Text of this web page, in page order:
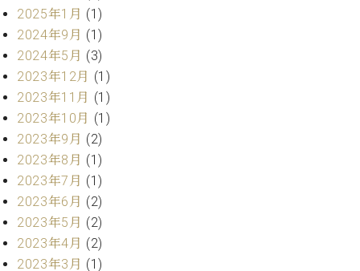
ッ
プ
ラ
イ
ト
ピ
ア
ノ
C.
ベ
ヒ
シ
ュ
教
室
ピ
ア
コ
ン
シ
ェ
ル
ュ
ア
ク
2025年1月 (1)
2024年9月 (1)
2024年5月 (3)
2023年12月 (1)
2023年11月 (1)
2023年10月 (1)
2023年9月 (2)
2023年8月 (1)
2023年7月 (1)
2023年6月 (2)
2023年5月 (2)
2023年4月 (2)
2023年3月 (1)